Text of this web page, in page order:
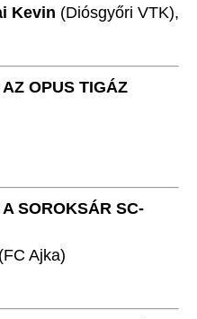
Kevin (Diósgyőri VTK),
OPUS TIGÁZ
SOROKSÁR SC-
(FC Ajka)